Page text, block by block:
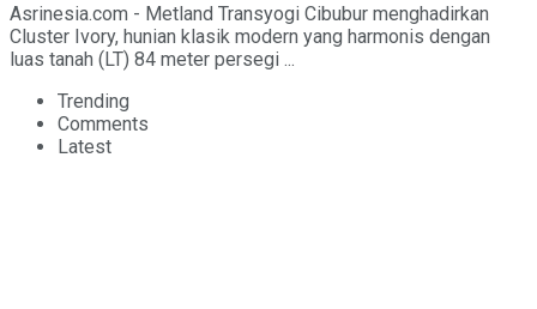
Asrinesia.com - Metland Transyogi Cibubur menghadirkan
Cluster Ivory, hunian klasik modern yang harmonis dengan
luas tanah (LT) 84 meter persegi ...
Trending
Comments
Latest